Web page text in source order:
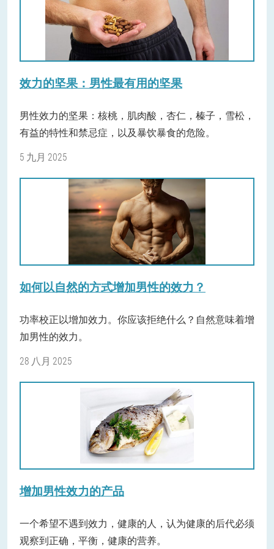
效力的坚果：男性最有用的坚果
男性效力的坚果：核桃，肌肉酸，杏仁，榛子，雪松，
有益的特性和禁忌症，以及暴饮暴食的危险。
5 九月 2025
如何以自然的方式增加男性的效力？
功率校正以增加效力。你应该拒绝什么？自然意味着增
加男性的效力。
28 八月 2025
增加男性效力的产品
一个希望不遇到效力，健康的人，认为健康的后代必须
观察到正确，平衡，健康的营养。